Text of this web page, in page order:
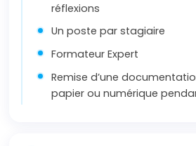
réflexions
Un poste par stagiaire
Formateur Expert
Remise d’une
papier ou numérique